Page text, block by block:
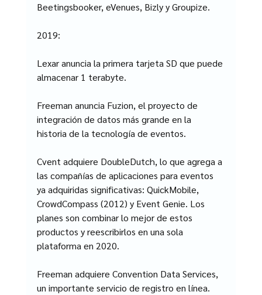
Beetingsbooker, eVenues, Bizly y Groupize.
2019:
Lexar anuncia la primera tarjeta SD que puede
almacenar 1 terabyte.
Freeman anuncia Fuzion, el proyecto de
integración de datos más grande en la
historia de la tecnología de eventos.
Cvent adquiere DoubleDutch, lo que agrega a
las compañías de aplicaciones para eventos
ya adquiridas significativas: QuickMobile,
CrowdCompass (2012) y Event Genie. Los
planes son combinar lo mejor de estos
productos y reescribirlos en una sola
plataforma en 2020.
Freeman adquiere Convention Data Services,
un importante servicio de registro en línea.